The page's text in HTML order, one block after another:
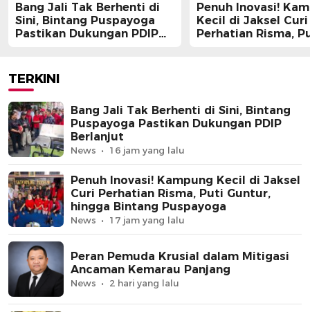
Bang Jali Tak Berhenti di
Sini, Bintang Puspayoga
Pastikan Dukungan PDIP
Penuh Inovasi!
Kecil di Jaksel Curi
Perhatian Risma,
TERKINI
Bang Jali Tak Berhenti di Sini, Bintang
Puspayoga Pastikan Dukungan PDIP
Berlanjut
News 16 jam yang lalu
Penuh Inovasi! Kampung Kecil di Jaksel
Curi Perhatian Risma, Puti Guntur,
hingga Bintang Puspayoga
News 17 jam yang lalu
Peran Pemuda Krusial dalam Mitigasi
Ancaman Kemarau Panjang
News 2 hari yang lalu